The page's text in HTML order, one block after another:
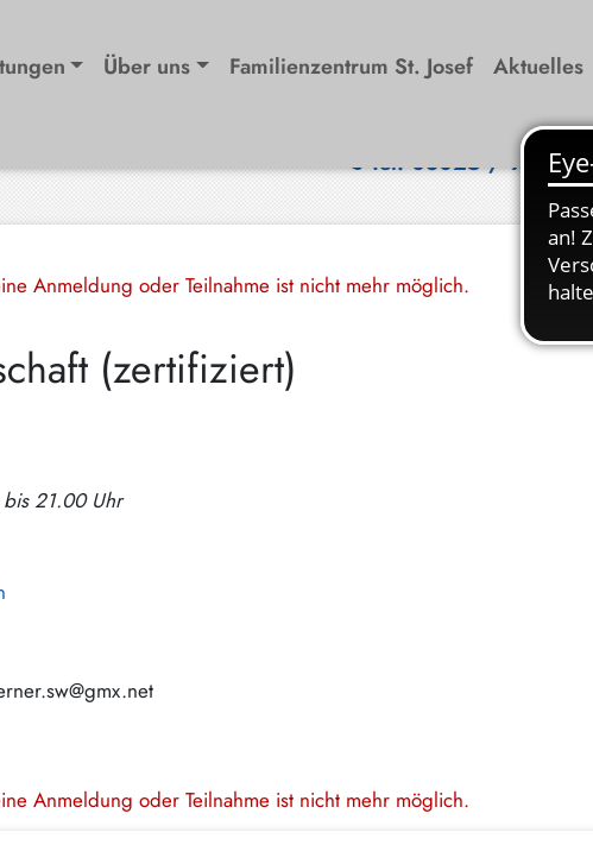
Über uns Familienzentrum St. Josef Aktuelles
Tel. 08025 / 99 29-0
Anmeldung oder Teilnahme ist nicht mehr möglich.
(zertifiziert)
21.00 Uhr
Anmeldung oder Teilnahme ist nicht mehr möglich.